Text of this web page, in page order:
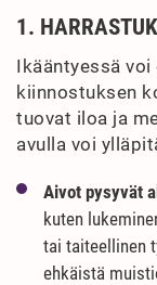
1.
Ikääntyessä
kiinnostuksen
tuovat iloa ja
avulla voi
Aivot pysyvät
kuten
tai taiteellinen
ehkäistä